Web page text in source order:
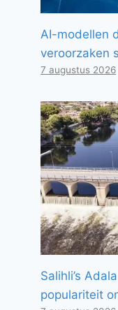
AI-modellen
veroorzaken
7 augustus 2026
Salihli’s
populariteit